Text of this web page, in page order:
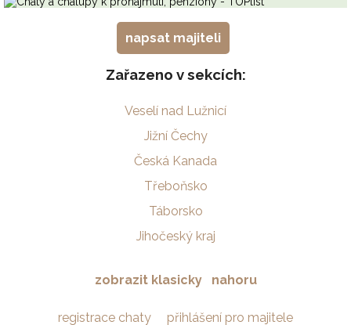
napsat majiteli
Zařazeno v sekcích:
Veselí nad Lužnicí
Jižní Čechy
Česká Kanada
Třeboňsko
Táborsko
Jihočeský kraj
zobrazit klasicky nahoru
registrace chaty přihlášení pro majitele